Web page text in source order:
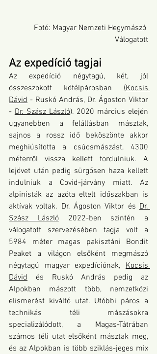
Fotó: Magyar Nemzeti Hegymászó
Válogatott
Az expedíció tagjai
Az expedíció négytagú, két, jól
összeszokott kötélpárosban (Kocsis
Dávid - Ruskó András, Dr. Ágoston Viktor
- Dr. Szász László). 2020 március elején
ugyanebben a felállásban másztak,
sajnos a rossz idő beköszönte akkor
meghiúsította a csúcsmászást, 4300
méterről vissza kellett fordulniuk. A
lejövet után pedig sürgősen haza kellett
indulniuk a Covid-járvány miatt. Az
alpinisták az azóta eltelt időszakban is
aktívak voltak. Dr. Ágoston Viktor és Dr.
Szász László 2022-ben szintén a
válogatott szervezésében tagja volt a
5984 méter magas pakisztáni Bondit
Peaket a világon elsőként megmászó
négytagú magyar expedíciónak, Kocsis
Dávid és Ruskó András pedig az
Alpokban mászott több, nemzetközi
elismerést kiváltó utat. Utóbbi páros a
technikás téli mászásokra
specializálódott, a Magas-Tátrában
számos téli utat elsőként másztak meg,
és az Alpokban is több sziklás-jeges mix